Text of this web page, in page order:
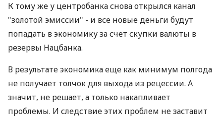
К тому же у центробанка снова открылся канал
"золотой эмиссии" - и все новые деньги будут
попадать в экономику за счет скупки валюты в
резервы Нацбанка.
В результате экономика еще как минимум полгода
не получает толчок для выхода из рецессии. А
значит, не решает, а только накапливает
проблемы. И следствие этих проблем не заставит